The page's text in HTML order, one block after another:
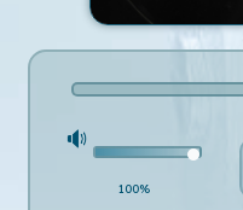
100%